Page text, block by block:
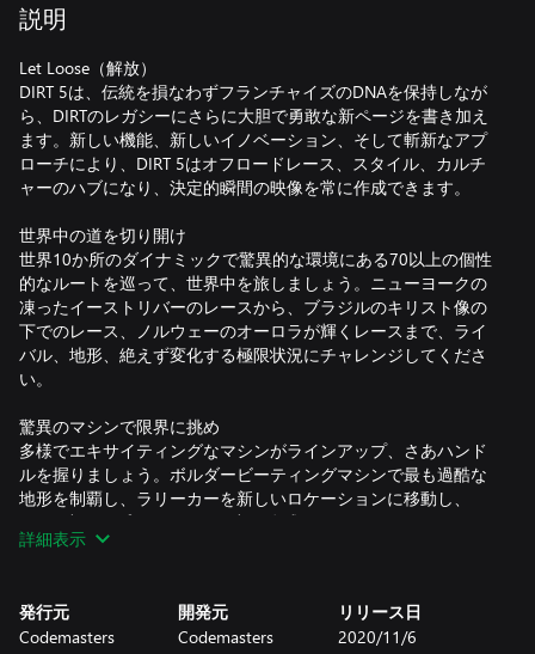
説明
Let Loose（解放）
DIRT 5は、伝統を損なわずフランチャイズのDNAを保持しなが
ら、DIRTのレガシーにさらに大胆で勇敢な新ページを書き加え
ます。新しい機能、新しいイノベーション、そして斬新なアプ
ローチにより、DIRT 5はオフロードレース、スタイル、カルチ
ャーのハブになり、決定的瞬間の映像を常に作成できます。
世界中の道を切り開け
世界10か所のダイナミックで驚異的な環境にある70以上の個性
的なルートを巡って、世界中を旅しましょう。ニューヨークの
凍ったイーストリバーのレースから、ブラジルのキリスト像の
下でのレース、ノルウェーのオーロラが輝くレースまで、ライ
バル、地形、絶えず変化する極限状況にチャレンジしてくださ
い。
驚異のマシンで限界に挑め
多様でエキサイティングなマシンがラインアップ、さあハンド
ルを握りましょう。ボルダービーティングマシンで最も過酷な
地形を制覇し、ラリーカーを新しいロケーションに移動し、
900馬力のスプリントカーの力を体感してください。
Rallycross、GT、超大型トラック、バギー、マッスルカーが究極
スターが満載のCareerでスポットライトを浴びろ
DIRT 5のストーリー主導のCareerモードの主演キャストは世界
詳細表示
発行元
Codemasters
開発元
Codemasters
リリース日
2020/11/6